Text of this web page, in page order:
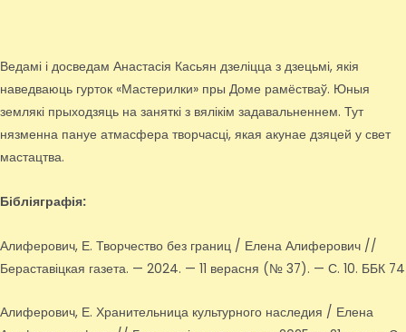
Ведамі і досведам Анастасія Касьян дзеліцца з дзецьмі, якія
наведваюць гурток «Мастерилки» пры Доме рамёстваў. Юныя
землякі прыходзяць на заняткі з вялікім задавальненнем. Тут
нязменна пануе атмасфера творчасці, якая акунае дзяцей у свет
мастацтва.
Бібліяграфія:
Алиферович, Е. Творчество без границ / Елена Алиферович //
Бераставіцкая газета. — 2024. — 11 верасня (№ 37). — С. 10. ББК 74
Алиферович, Е. Хранительница культурного наследия / Елена